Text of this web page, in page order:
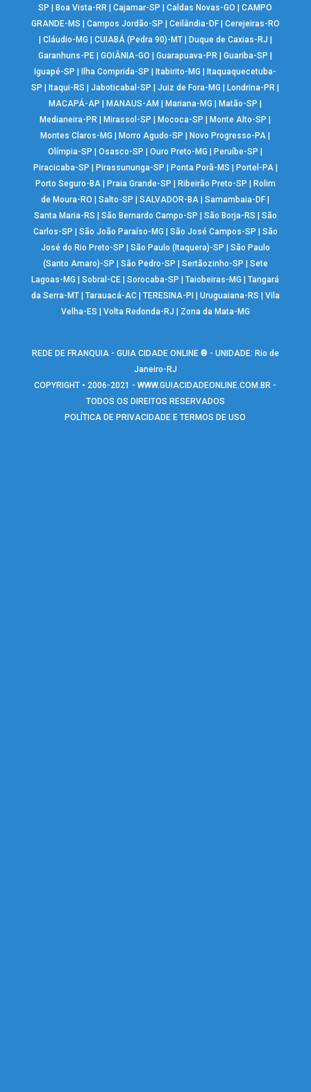
SP |Boa Vista-RR |Cajamar-SP |Caldas Novas-GO |CAMPO
GRANDE-MS | Campos Jordão-SP | Ceilândia-DF| Cerejeiras-RO
| Cláudio-MG | CUIABÁ (Pedra 90)-MT| Duque de Caxias-RJ |
Garanhuns-PE |GOIÂNIA-GO |Guarapuava-PR |Guariba-SP |
Iguapé-SP |Ilha Comprida-SP |Itabirito-MG |Itaquaquecetuba-
SP |Itaqui-RS |Jaboticabal-SP |Juiz de Fora-MG |Londrina-PR |
MACAPÁ-AP |MANAUS-AM |Mariana-MG |Matão-SP |
Medianeira-PR |Mirassol-SP |Mococa-SP |Monte Alto-SP |
Montes Claros-MG |Morro Agudo-SP |Novo Progresso-PA |
Olímpia-SP |Osasco-SP |Ouro Preto-MG |Peruíbe-SP |
Piracicaba-SP | Pirassununga-SP | Ponta Porã-MS | Portel-PA|
Porto Seguro-BA| Praia Grande-SP | Ribeirão Preto-SP | Rolim
de Moura-RO |Salto-SP |SALVADOR-BA |Samambaia-DF |
Santa Maria-RS | São Bernardo Campo-SP | São Borja-RS | São
Carlos-SP | São João Paraíso-MG | São José Campos-SP | São
José do Rio Preto-SP | São Paulo (Itaquera)-SP | São Paulo
(Santo Amaro)-SP | São Pedro-SP | Sertãozinho-SP | Sete
Lagoas-MG |Sobral-CE |Sorocaba-SP |Taiobeiras-MG |Tangará
da Serra-MT| Tarauacá-AC| TERESINA-PI | Uruguaiana-RS | Vila
Velha-ES | Volta Redonda-RJ | Zona da Mata-MG
REDE DE FRANQUIA - GUIA CIDADE ONLINE ® - UNIDADE: Rio de
Janeiro-RJ
COPYRIGHT • 2006-2021 -WWW.GUIACIDADEONLINE.COM.BR -
TODOS OS DIREITOS RESERVADOS
POLÍTICA DE PRIVACIDADE E TERMOS DE USO